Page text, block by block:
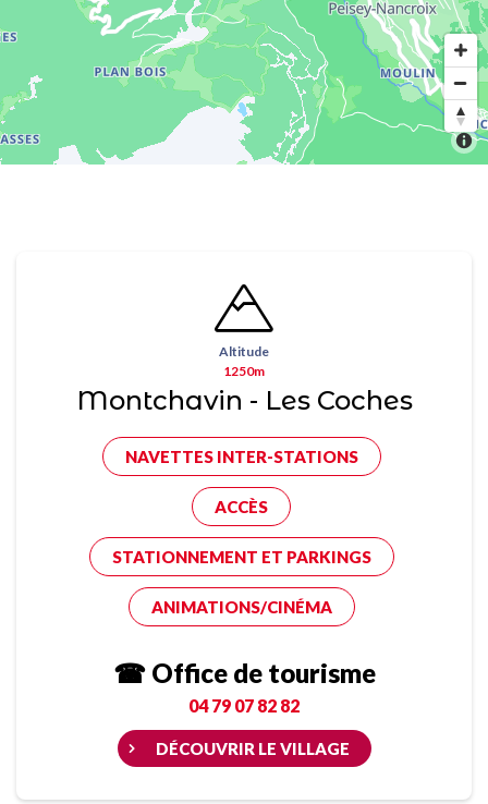
Altitude
1250m
Montchavin - Les Coches
NAVETTES INTER-STATIONS
ACCÈS
STATIONNEMENT ET PARKINGS
ANIMATIONS/CINÉMA
☎ Office de tourisme
04 79 07 82 82
DÉCOUVRIR LE VILLAGE